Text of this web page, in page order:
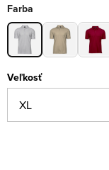
Farba
Veľkosť